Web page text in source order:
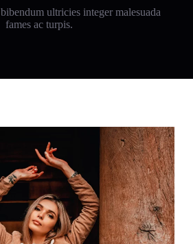
ultricies integer malesuada
fames ac turpis.